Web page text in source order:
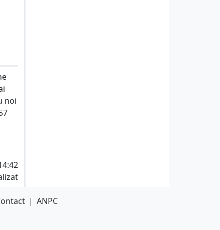
noi
| ANPC